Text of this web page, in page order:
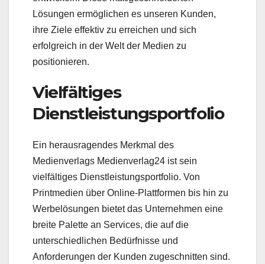
Lösungen ermöglichen es unseren Kunden,
ihre Ziele effektiv zu erreichen und sich
erfolgreich in der Welt der Medien zu
positionieren.
Vielfältiges
Dienstleistungsportfolio
Ein herausragendes Merkmal des
Medienverlags Medienverlag24 ist sein
vielfältiges Dienstleistungsportfolio. Von
Printmedien über Online-Plattformen bis hin zu
Werbelösungen bietet das Unternehmen eine
breite Palette an Services, die auf die
unterschiedlichen Bedürfnisse und
Anforderungen der Kunden zugeschnitten sind.